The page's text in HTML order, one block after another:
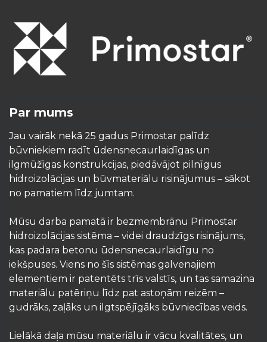
Par mums
Jau vairāk nekā 25 gadus Primostar palīdz
būvniekiem radīt ūdensnecaurlaidīgas un
ilgmūžīgas konstrukcijas, piedāvājot pilnīgus
hidroizolācijas un būvmateriālu risinājumus – sākot
no pamatiem līdz jumtam.
Mūsu darba pamatā ir bezmembrānu Primostar
hidroizolācijas sistēma – videi draudzīgs risinājums,
kas padara betonu ūdensnecaurlaidīgu no
iekšpuses. Viens no šīs sistēmas galvenajiem
elementiem ir patentēts trīs valstīs, un tas samazina
materiālu patēriņu līdz pat astoņām reizēm –
gudrāks, zaļāks un ilgtspējīgāks būvniecības veids.
Lielākā daļa mūsu materiālu ir vācu kvalitātes, un